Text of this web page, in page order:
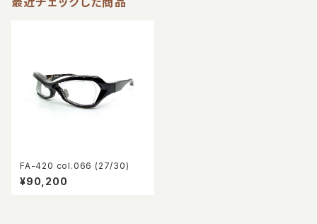
FA-420 col.066 (27/30)
¥90,200